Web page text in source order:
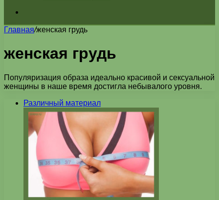
Главная/женская грудь
женская грудь
Популяризация образа идеально красивой и сексуальной
женщины в наше время достигла небывалого уровня.
Различный материал